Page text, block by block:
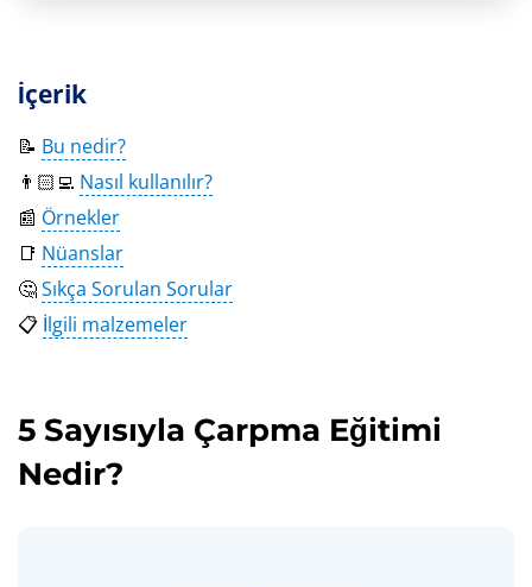
İçerik
📝 Bu nedir?
👨🏻‍💻 Nasıl kullanılır?
📰 Örnekler
📑 Nüanslar
🤔Sıkça Sorulan Sorular
📋 İlgili malzemeler
5 Sayısıyla Çarpma Eğitimi
Nedir?